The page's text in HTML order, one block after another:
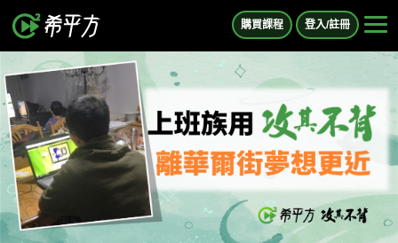
購買課程 登入/註冊